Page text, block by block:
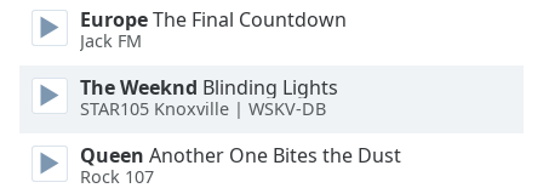
Caption
Background
Color
EuropeThe Final Countdown
Jack FM
The Weeknd Blinding Lights
STAR105 Knoxville | WSKV-DB
Queen Another One Bites the Dust
Rock 107